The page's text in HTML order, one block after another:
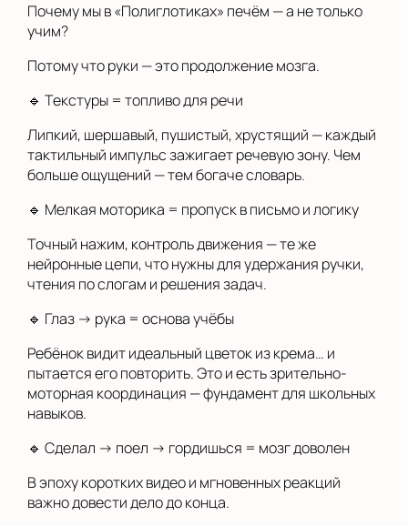
Почему мы в «Полиглотиках» печём — а не только
учим?
Потому что руки — это продолжение мозга.
🔹 Текстуры = топливо для речи
Липкий, шершавый, пушистый, хрустящий — каждый
тактильный импульс зажигает речевую зону. Чем
больше ощущений — тем богаче словарь.
🔹 Мелкая моторика = пропуск в письмо и логику
Точный нажим, контроль движения — те же
нейронные цепи, что нужны для удержания ручки,
чтения по слогам и решения задач.
🔹 Глаз → рука = основа учёбы
Ребёнок видит идеальный цветок из крема… и
пытается его повторить. Это и есть зрительно-
моторная координация — фундамент для школьных
навыков.
🔹 Сделал → поел → гордишься = мозг доволен
В эпоху коротких видео и мгновенных реакций
важно довести дело до конца.